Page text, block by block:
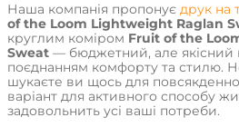
Наша компанія пропонує друк на
of the Loom Lightweight Raglan
круглим коміром Fruit of the
Sweat — бюджетний, але якісний
поєднанням комфорту та стилю.
шукаєте ви щось для
варіант для активного способу
задовольнить усі ваші потреби.